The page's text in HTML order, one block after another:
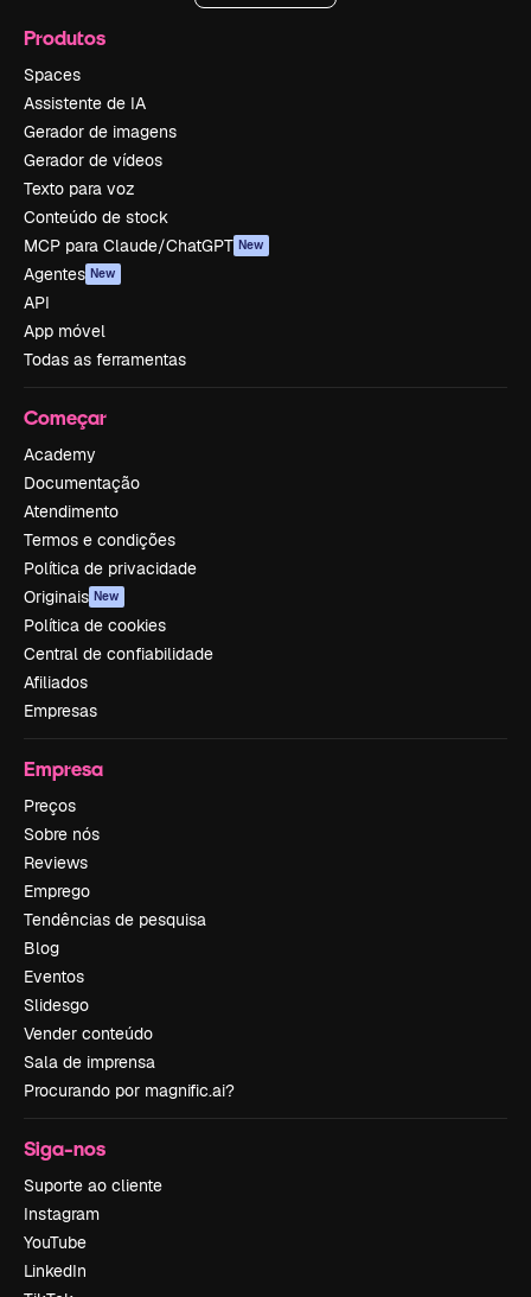
Produtos
Spaces
Assistente de IA
Gerador de imagens
Gerador de vídeos
Texto para voz
Conteúdo de stock
MCP para Claude/ChatGPT New
Agentes New
API
App móvel
Todas as ferramentas
Começar
Academy
Documentação
Atendimento
Termos e condições
Política de privacidade
Originais New
Política de cookies
Central de confiabilidade
Afiliados
Empresas
Empresa
Preços
Sobre nós
Reviews
Emprego
Tendências de pesquisa
Blog
Eventos
Slidesgo
Vender conteúdo
Sala de imprensa
Procurando por magnific.ai?
Siga-nos
Suporte ao cliente
Instagram
YouTube
LinkedIn